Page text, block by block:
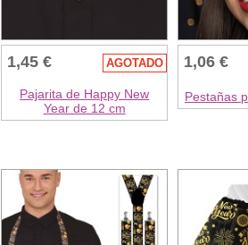
1,45 € AGOTADO
Pajarita de Happy New
Year de 12 cm
1,06 €
Pestañas